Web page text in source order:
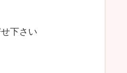
下さい